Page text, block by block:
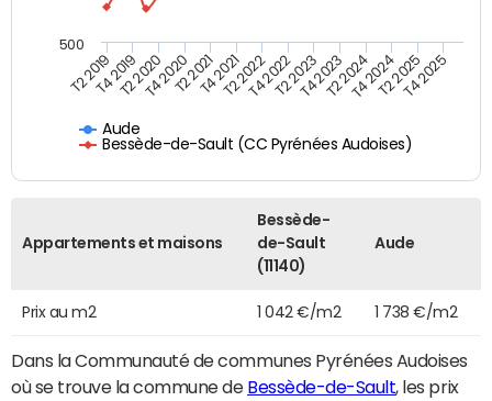
Aude
Bessède-de-Sault (CC Pyrénées Audoises)
T2 2019T4 2019T2 2020T4 2020T2 2021T4 2021T2 2022T4 2022T2 2023T4 2023T2 2024T4 2024T2 2025T4 2025
500
Appartements et maisons
Bessède-
de-Sault
(11140)
Aude
Prix au m2 1 042 €/m2 1 738 €/m2
Dans la Communauté de communes Pyrénées Audoises
où se trouve la commune de Bessède-de-Sault, les prix